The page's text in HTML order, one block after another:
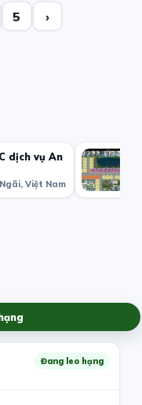
5 ›
Việt Nam
Đang leo hạng